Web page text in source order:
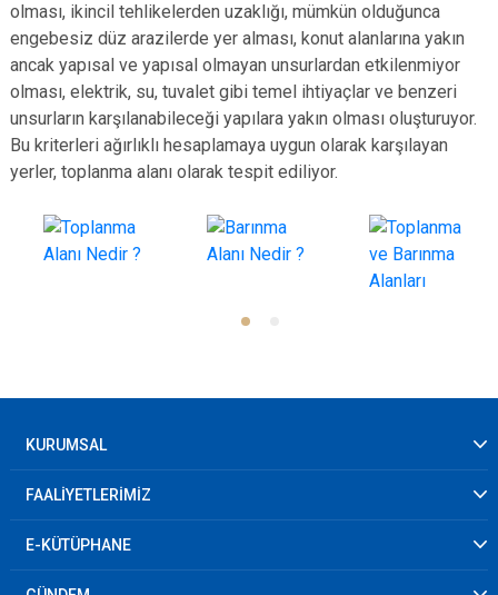
olması, ikincil tehlikelerden uzaklığı, mümkün olduğunca
engebesiz düz arazilerde yer alması, konut alanlarına yakın
ancak yapısal ve yapısal olmayan unsurlardan etkilenmiyor
olması, elektrik, su, tuvalet gibi temel ihtiyaçlar ve benzeri
unsurların karşılanabileceği yapılara yakın olması oluşturuyor.
Bu kriterleri ağırlıklı hesaplamaya uygun olarak karşılayan
yerler, toplanma alanı olarak tespit ediliyor.
KURUMSAL
FAALİYETLERİMİZ
E-KÜTÜPHANE